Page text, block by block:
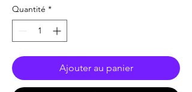
Quantité *
Ajouter au panier